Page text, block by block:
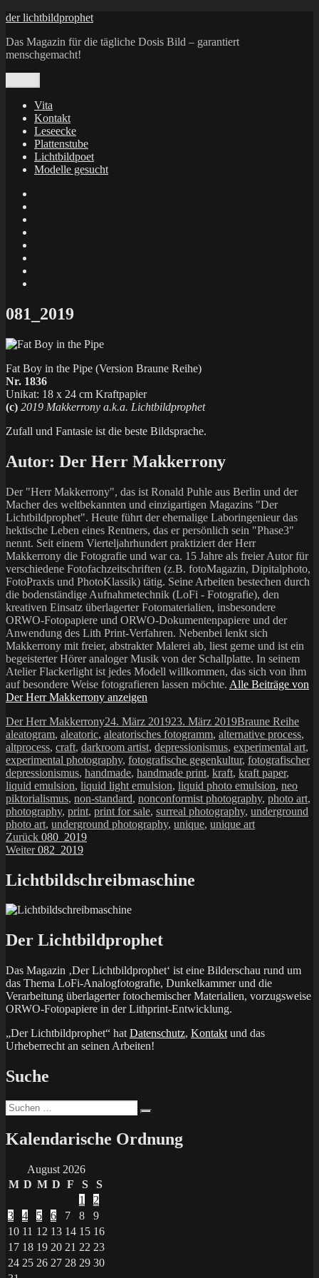
Zum
springen
der lichtbildprophet
Das Magazin für die tägliche Dosis Bild – garantiert
menschgemacht!
Vita
Kontakt
Leseecke
Plattenstube
Lichtbildpoet
Modelle gesucht
X
081_2019
Fat Boy in the Pipe (Version Braune Reihe)
Nr. 1836
Unikat: 18 x 24 cm Kraftpapier
(c) 2019 Makkerrony a.k.a. Lichtbildprophet
Zufall und Fantasie ist die beste Bildsprache.
Autor: Der Herr Makkerrony
Der "Herr Makkerrony", das ist Ronald Puhle aus Berlin und der
Macher des weltbekannten und einzigartigen Magazins "Der
Lichtbildprophet". Heute führt der ehemalige Laboringenieur das
hektische Leben eines Rentners, das er persönlich sein "Phase3"
nennt. Seit einem Vierteljahrhundert praktiziert der Herr
Makkerrony die Fotografie und war ca. 15 Jahre als freier Autor für
verschiedene Fotofachzeitschriften (z.B. fotoMagazin, Dipitalphoto,
FotoPraxis und PhotoKlassik) tätig. Seine Arbeiten bestechen durch
die bodenständige Aufnahmetechnik (LoFi - Fotografie), den
kreativen Einsatz überlagerter Fotomaterialien, insbesondere
ORWO-Fotopapiere und ORWO-Dokumentenpapiere und der
Anwendung des Lith Print-Verfahren. Nebenbei lenkt sich
Makkerrony mit freier, abstrakter Malerei ab, liest gerne und ist ein
begeisterter Hörer analoger Musik von der Schallplatte. In seinem
Atelier Flackerlight ist jedes Modell willkommen, das sich von ihm
auf besondere Weise fotografieren lassen möchte. Alle Beiträge von
Der Herr Makkerrony anzeigen
Autor
Der Herr MakkerronyVeröffentlicht
am
24. März 201923. März 2019Kategorien
Braune Reihe
aleatogram, aleatoric, aleatorisches fotogramm, alternative process,
altprocess, craft, darkroom artist, depressionismus, experimental art,
experimental photography, fotografische gegenkultur, fotografischer
depressionismus, handmade, handmade print, kraft, kraft paper,
liquid emulsion, liquid light emulsion, liquid photo emulsion, neo
piktorialismus, non-standard, nonconformist photography, photo art,
photography, print, print for sale, surreal photography, underground
photo art, underground photography, unique, unique art
Beitragsnavigation
Zurück Vorheriger
Beitrag:
080_2019
Weiter Nächster
082_2019
Lichtbildschreibmaschine
Der Lichtbildprophet
Das Magazin ‚Der Lichtbildprophet‘ ist eine Bilderschau rund um
das Thema LoFi-Analogfotografie, Dunkelkammer und die
Verarbeitung überlagerter fotochemischer Materialien, vorzugsweise
ORWO-Fotopapiere in der Lithprint-Entwicklung.
„Der Lichtbildprophet“ hat Datenschutz, Kontakt und das
Urheberrecht an seinen Arbeiten!
Suche
Suchen
nach:
Kalendarische Ordnung
August 2026
M D M D F S
S
1
2
3
4 5 6 7 8
9
10 11 12 13 14 15 16
17 18 19 20 21 22 23
24 25 26 27 28 29 30